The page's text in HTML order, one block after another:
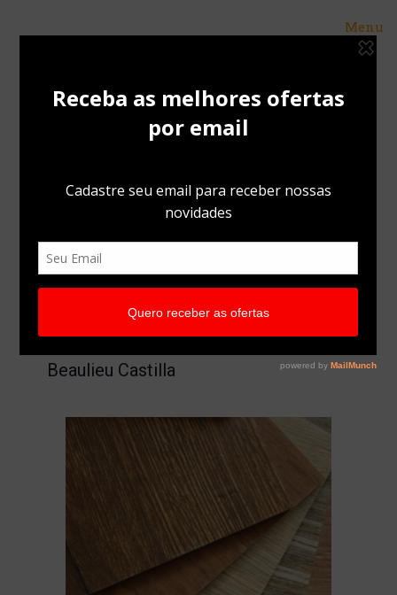
Menu
Beaulieu Castilla